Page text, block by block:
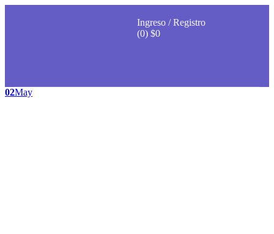
Ingreso / Registro
(0) $0
02May